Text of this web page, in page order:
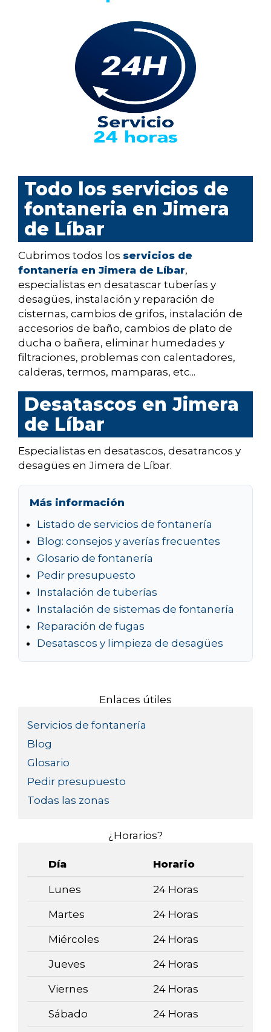
Todo los servicios de
fontaneria en Jimera
de Líbar
Cubrimos todos los servicios de
fontanería en Jimera de Líbar,
especialistas en desatascar tuberías y
desagües, instalación y reparación de
cisternas, cambios de grifos, instalación de
accesorios de baño, cambios de plato de
ducha o bañera, eliminar humedades y
filtraciones, problemas con calentadores,
calderas, termos, mamparas, etc...
Desatascos en Jimera
de Líbar
Especialistas en desatascos, desatrancos y
desagües en Jimera de Líbar.
Más información
Listado de servicios de fontanería
Blog: consejos y averías frecuentes
Glosario de fontanería
Pedir presupuesto
Instalación de tuberías
Instalación de sistemas de fontanería
Reparación de fugas
Desatascos y limpieza de desagües
Enlaces útiles
Servicios de fontanería
Blog
Glosario
Pedir presupuesto
Todas las zonas
¿Horarios?
Día Horario
Lunes 24 Horas
Martes 24 Horas
Miércoles 24 Horas
Jueves 24 Horas
Viernes 24 Horas
Sábado 24 Horas